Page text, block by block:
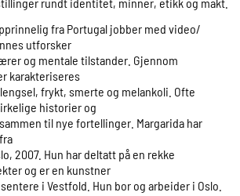
fra Portugal jobber med video/
utforsker
og mentale tilstander. Gjennom
karakteriseres
frykt, smerte og melankoli. Ofte
historier og
til nye fortellinger. Margarida har
2007. Hun har deltatt på en rekke
og er en kunstner
i Vestfold. Hun bor og arbeider i Oslo.